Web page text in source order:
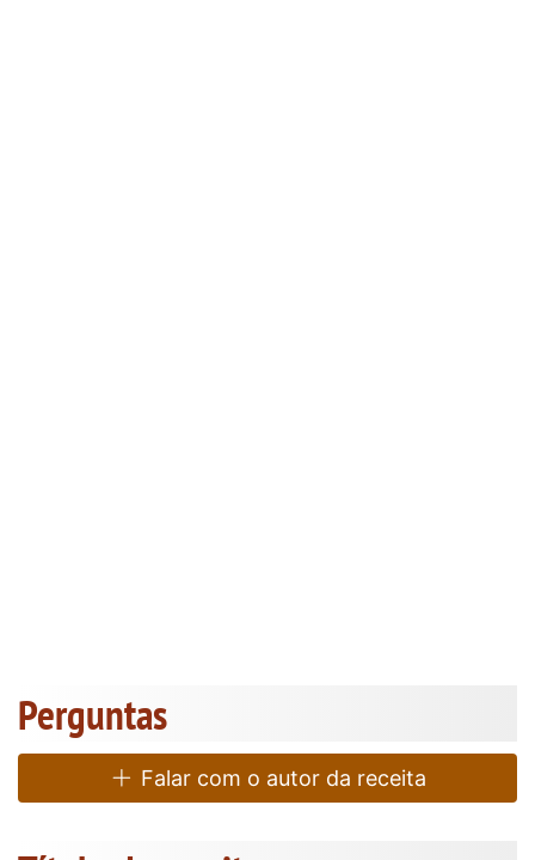
Perguntas
Falar com o autor da receita